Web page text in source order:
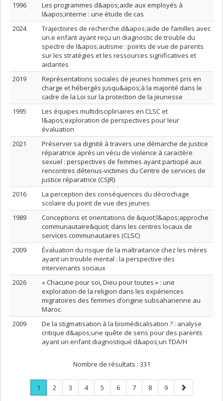
1996
Les programmes d&apos;aide aux employés à
l&apos;interne : une étude de cas
2024
Trajectoires de recherche d&apos;aide de familles avec
un.e enfant ayant reçu un diagnostic de trouble du
spectre de l&apos;autisme : points de vue de parents
sur les stratégies et les ressources significatives et
aidantes
2019
Représentations sociales de jeunes hommes pris en
charge et hébergés jusqu&apos;à la majorité dans le
cadre de la Loi sur la protection de la jeunesse
1995
Les équipes multidisciplinaires en CLSC et
l&apos;exploration de perspectives pour leur
évaluation
2021
Préserver sa dignité à travers une démarche de justice
réparatrice après un vécu de violence à caractère
sexuel : perspectives de femmes ayant participé aux
rencontres détenus-victimes du Centre de services de
justice réparatrice (CSJR)
2016
La perception des conséquences du décrochage
scolaire du point de vue des jeunes
1989
Conceptions et orientations de &quot;l&apos;approche
communautaire&quot; dans les centres locaux de
services communautaires (CLSC)
2009
Évaluation du risque de la maltraitance chez les mères
ayant un trouble mental : la perspective des
intervenants sociaux
2026
« Chacune pour soi, Dieu pour toutes » : une
exploration de la religion dans les expériences
migratoires des femmes d’origine subsaharienne au
Maroc
2009
De la stigmatisation à la biomédicalisation ? : analyse
critique d&apos;une quête de sens pour des parents
ayant un enfant diagnostiqué d&apos;un TDA/H
Nombre de résultats : 331
Page
1
Page
Page
2 Page
3 Page
4 Page
5 Page
6 Page
7 Page
8 Page
9
Page
suivante